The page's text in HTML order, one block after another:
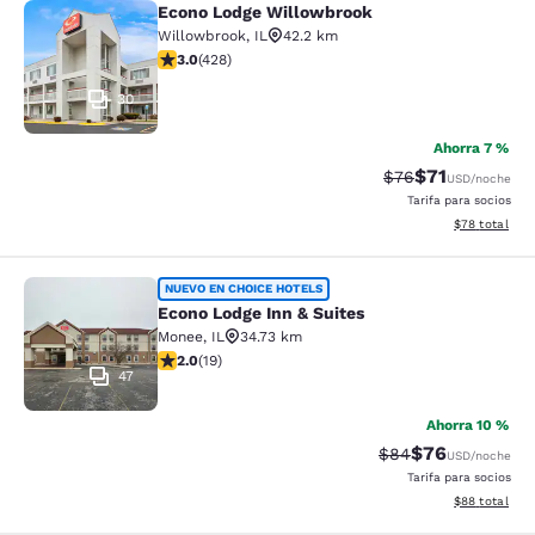
Econo Lodge Willowbrook
30
Econo Lodge Willowbrook
Willowbrook, IL
42.2 km
Calificación de 2.99 estrellas. Razonable. 428 reseñas
3.0(428)
Ahorra 7 %
Tarifa tachada:
$76Tarifa
$71USD/noche
Tarifa para socios
Ver detalles
$78 total
Econo Lodge Inn & Suites
47
NUEVO EN CHOICE HOTELS
Econo Lodge Inn & Suites
Monee, IL
34.73 km
Calificación de 2 estrellas. Razonable. 19 reseñas
2.0(19)
Ahorra 10 %
Tarifa tachada:
$84Tarifa
$76USD/noche
Tarifa para socios
Ver detalles
$88 total